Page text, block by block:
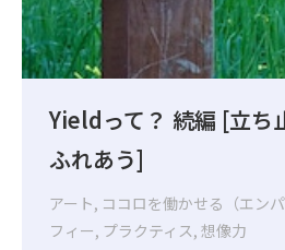
Yieldって？ 続編 [立ち
ふれあう]
アート, ココロを働かせる（エンパ
フィー, プラクティス, 想像力